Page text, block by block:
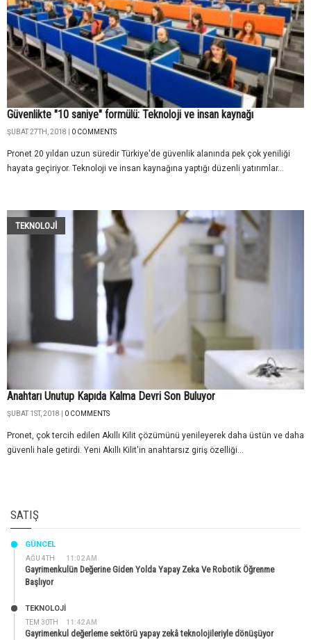
Güvenlikte "10 saniye" formülü: Teknoloji ve insan kaynağı
ŞUBAT 27TH, 2018 | 0 COMMENTS
Pronet 20 yıldan uzun süredir Türkiye'de güvenlik alanında pek çok yeniliği
hayata geçiriyor. Teknoloji ve insan kaynağına yaptığı düzenli yatırımlar...
TEKNOLOJİ
Anahtarı Unutup Kapıda Kalma Devri Son Buluyor
ŞUBAT 1ST, 2018 | 0 COMMENTS
Pronet, çok tercih edilen Akıllı Kilit çözümünü yenileyerek daha üstün ve daha
güvenli hale getirdi. Yeni Akıllı Kilit'in anahtarsız giriş özelliği...
SATIŞ
AĞU 4TH 11:02 AM
GÜNCEL
Gayrimenkulün Değerine Giden Yolda Yapay Zeka Ve Robotik Öğrenme
Başlıyor
TEM 30TH 11:42 AM
TEKNOLOJİ
Gayrimenkul değerleme sektörü yapay zekâ teknolojileriyle dönüşüyor